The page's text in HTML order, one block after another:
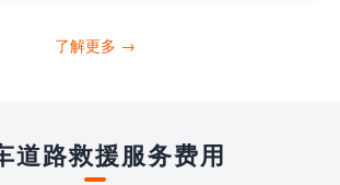
打4006363122请求送油人员来帮助你。
了解更多 →
道路救援服务费用